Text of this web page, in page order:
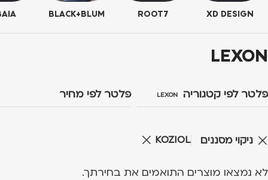
XD DESIGN
ROOT7
BLACK+BLUM
LEXON
פלטר לפי קטגוריה LEXON פלטר לפי מחיר
ניקוי מסננים KOZIOL
לא נמצאו מוצרים התואמים את בחירתך.